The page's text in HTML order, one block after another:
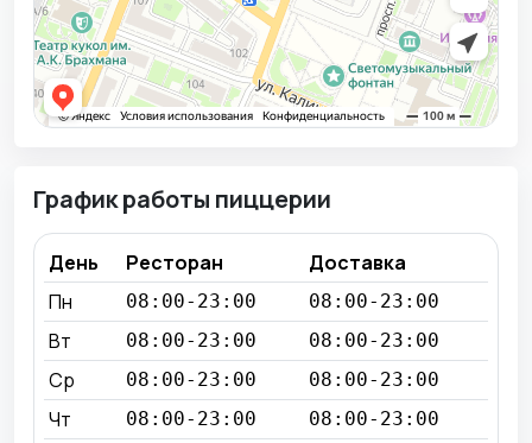
График работы пиццерии
День Ресторан
Доставка
Пн
08:00-23:00 08:00-23:00
Вт 08:00-23:00 08:00-23:00
Ср 08:00-23:00 08:00-23:00
Чт 08:00-23:00 08:00-23:00